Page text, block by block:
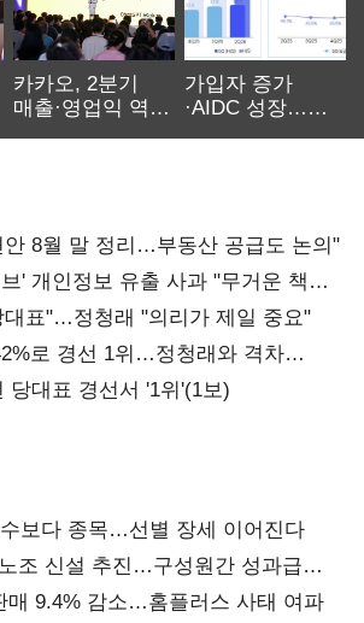
카카오, 2분기
매출·영업익 역대
가입자 증가
·AIDC 성장…
안 8월 말 정리…부동산 공급도 논의"
' 개인정보 유출 사과 "무거운 책임
대표"…정청래 "의리가 제일 중요"
로 경선 1위…정청래와 격차
당대표 경선서 '1위'(1보)
보다 종목…선별 장세 이어진다
조 신설 추진…구성원간 성과급
매 9.4% 감소…홈플러스 사태 여파